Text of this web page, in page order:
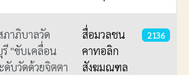
ภาภิบาลวัด
"ขับเคลื่อน
บวัดด้วยจิตตา
สื่อมวลชน
คาทอลิก
สังฆมณฑล
2136